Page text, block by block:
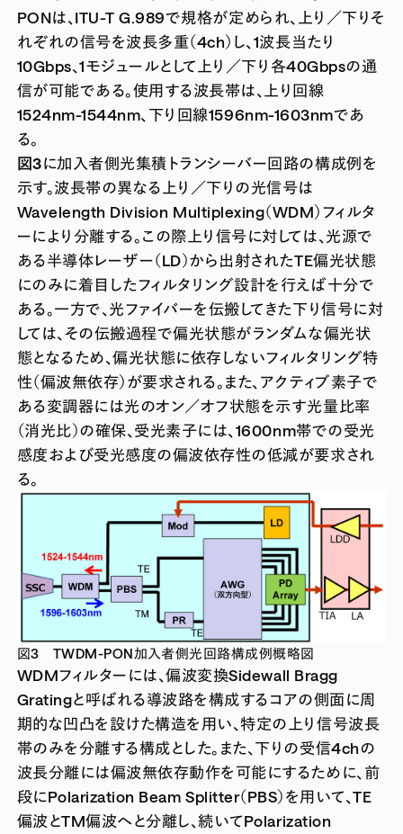
PONは、ITU-T G.989で規格が定められ、上り／下りそ
れぞれの信号を波長多重（4ch）し、1波長当たり
10Gbps、1モジュールとして上り／下り各40Gbpsの通
信が可能である。使用する波長帯は、上り回線
1524nm-1544nm、下り回線1596nm-1603nmであ
る。
図3に加入者側光集積トランシーバー回路の構成例を
示す。波長帯の異なる上り／下りの光信号は
Wavelength Division Multiplexing（WDM）フィルタ
ーにより分離する。この際上り信号に対しては、光源で
ある半導体レーザー（LD）から出射されたTE偏光状態
にのみに着目したフィルタリング設計を行えば十分で
ある。一方で、光ファイバーを伝搬してきた下り信号に対
しては、その伝搬過程で偏光状態がランダムな偏光状
態となるため、偏光状態に依存しないフィルタリング特
性（偏波無依存）が要求される。また、アクティブ素子で
ある変調器には光のオン／オフ状態を示す光量比率
（消光比）の確保、受光素子には、1600nm帯での受光
感度および受光感度の偏波依存性の低減が要求され
る。
図3 TWDM-PON加入者側光回路構成例概略図
WDMフィルターには、偏波変換Sidewall Bragg
Gratingと呼ばれる導波路を構成するコアの側面に周
期的な凹凸を設けた構造を用い、特定の上り信号波長
帯のみを分離する構成とした。また、下りの受信4chの
波長分離には偏波無依存動作を可能にするために、前
段にPolarization Beam Splitter（PBS）を用いて、TE
偏波とTM偏波へと分離し、続いてPolarization